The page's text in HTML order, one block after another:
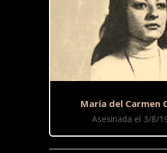
María del Carmen
Asesinada el 3/8/